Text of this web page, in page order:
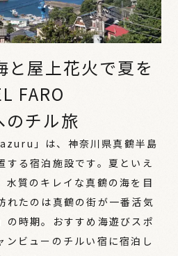
と屋上花火で夏を
FARO
チル旅
」は、神奈川県真鶴半島
する宿泊施設です。夏といえ
水質のキレイな真鶴の海を目
れたのは真鶴の街が一番活気
の時期。おすすめ海遊びスポ
ンビューのチルい宿に宿泊し